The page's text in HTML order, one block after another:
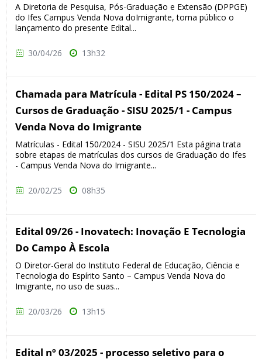
A Diretoria de Pesquisa, Pós-Graduação e Extensão (DPPGE)
do Ifes Campus Venda Nova doImigrante, torna público o
lançamento do presente Edital...
30/04/26 13h32
Chamada para Matrícula - Edital PS 150/2024 –
Cursos de Graduação - SISU 2025/1 - Campus
Venda Nova do Imigrante
Matrículas - Edital 150/2024 - SISU 2025/1 Esta página trata
sobre etapas de matrículas dos cursos de Graduação do Ifes
- Campus Venda Nova do Imigrante...
20/02/25 08h35
Edital 09/26 - Inovatech: Inovação E Tecnologia
Do Campo À Escola
O Diretor-Geral do Instituto Federal de Educação, Ciência e
Tecnologia do Espírito Santo – Campus Venda Nova do
Imigrante, no uso de suas...
20/03/26 13h15
Edital nº 03/2025 - processo seletivo para o